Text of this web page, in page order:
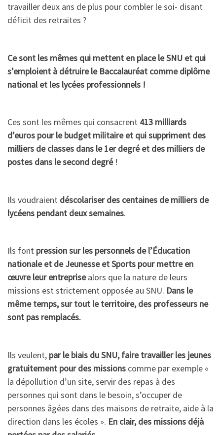
travailler deux ans de plus pour combler le soi- disant
déficit des retraites ?
Ce sont les mêmes qui mettent en place le SNU et qui
s’emploient à détruire le Baccalauréat comme diplôme
national et les lycées professionnels !
Ces sont les mêmes qui consacrent 413 milliards
d’euros pour le budget militaire et qui suppriment des
milliers de classes dans le 1er degré et des milliers de
postes dans le second degré!
Ils voudraient déscolariser des centaines de milliers de
lycéens pendant deux semaines.
Ils font pression sur les personnels de l’Éducation
nationale et de Jeunesse et Sports pour mettre en
œuvre leur entreprisealors que la nature de leurs
missions est strictement opposée au SNU. Dans le
même temps, sur tout le territoire, des professeurs ne
sont pas remplacés.
Ils veulent, par le biais du SNU, faire travailler les jeunes
gratuitement pour des missions comme par exemple «
la dépollution d’un site, servir des repas à des
personnes qui sont dans le besoin, s’occuper de
personnes âgées dans des maisons de retraite, aide à la
direction dans les écoles ». En clair, des missions déjà